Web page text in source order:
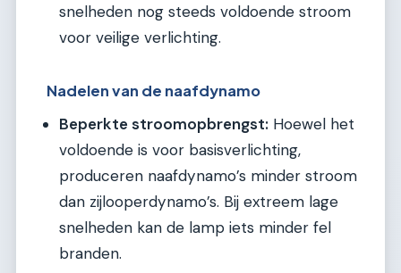
snelheden nog steeds voldoende stroom
voor veilige verlichting.
Nadelen van de naafdynamo
Beperkte stroomopbrengst: Hoewel het
voldoende is voor basisverlichting,
produceren naafdynamo’s minder stroom
dan zijlooperdynamo’s. Bij extreem lage
snelheden kan de lamp iets minder fel
branden.